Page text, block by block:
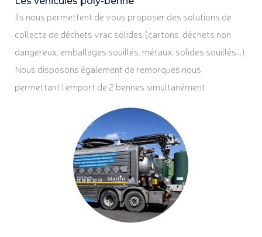
Ils nous permettent de vous proposer des solutions de
collecte de déchets vrac solides (cartons, déchets non
dangereux, emballages souillés, métaux, solides souillés…).
Nous disposons également de remorques nous
permettant l’emport de 2 bennes simultanément.